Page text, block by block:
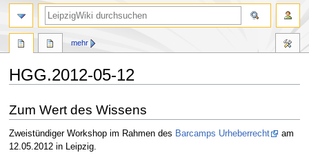
HGG.2012-05-12
Navigation
springen
Suche
springen
Zum Wert des Wissens
Zweistündiger Workshop im Rahmen des Barcamps Urheberrecht
am
12.05.2012 in Leipzig.
mehr